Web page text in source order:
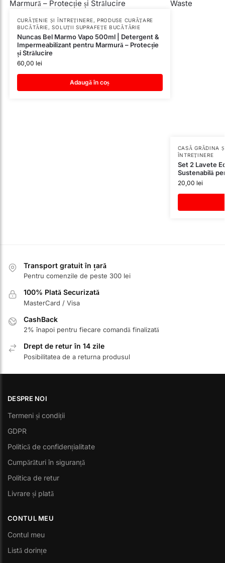
CURĂȚENIE ȘI ÎNTREȚINERE, PRODUSE CURĂȚARE
BUCĂTĂRIE,SOLUȚII SUPRAFEȚE BUCĂTĂRIE
Nuncas Bel Marmo Vapo 500ml | Detergent &
Impermeabilizant pentru Marmură – Protecție
și Strălucire
60,00 lei
Adaugă în coș
CASĂ GRĂDINA
ÎNTREȚINERE
Set 2 Lavete
Sustenabilă
20,00 lei
Transport gratuit în țară
Pentru comenzile de peste 300 lei
100% Plată Securizată
MasterCard / Visa
CashBack
2% înapoi pentru fiecare comandă finalizată
Drept de retur în 14 zile
Posibilitatea de a returna produsul
DESPRE NOI
Termeni și condiții
GDPR
Politică de confidențialitate
Cumpărături în siguranță
Politica de retur
Livrare și plată
CONTUL MEU
Contul meu
Listă dorințe